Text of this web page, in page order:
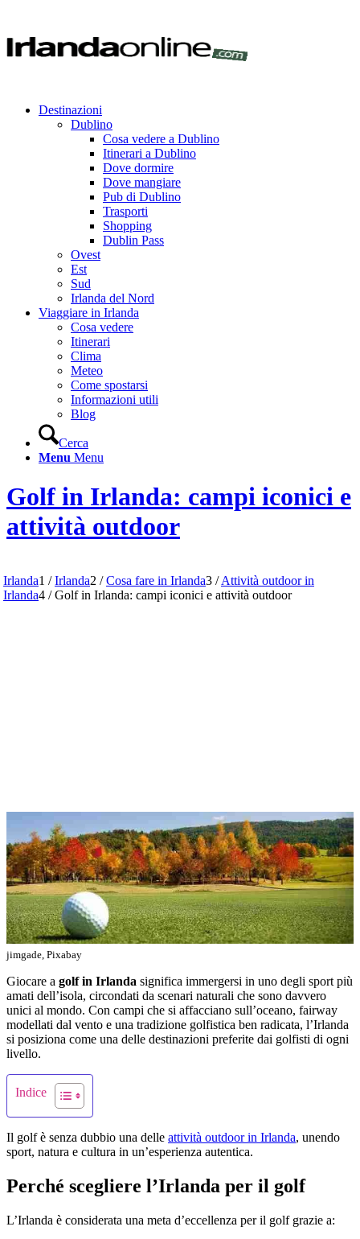
Destinazioni
Dublino
Cosa vedere a Dublino
Itinerari a Dublino
Dove dormire
Dove mangiare
Pub di Dublino
Trasporti
Shopping
Dublin Pass
Ovest
Est
Sud
Irlanda del Nord
Viaggiare in Irlanda
Cosa vedere
Itinerari
Clima
Meteo
Come spostarsi
Informazioni utili
Blog
Cerca
Menu Menu
Golf in Irlanda: campi iconici e
attività outdoor
Irlanda1 / Irlanda2 / Cosa fare in Irlanda3 / Attività outdoor in
Irlanda4 / Golf in Irlanda: campi iconici e attività outdoor
jimgade, Pixabay
Giocare a golf in Irlanda significa immergersi in uno degli sport più
amati dell’isola, circondati da scenari naturali che sono davvero
unici al mondo. Con campi che si affacciano sull’oceano, fairway
modellati dal vento e una tradizione golfistica ben radicata, l’Irlanda
si posiziona come una delle destinazioni preferite dai golfisti di ogni
livello.
Indice
Il golf è senza dubbio una delle attività outdoor in Irlanda, unendo
sport, natura e cultura in un’esperienza autentica.
Perché scegliere l’Irlanda per il golf
L’Irlanda è considerata una meta d’eccellenza per il golf grazie a: